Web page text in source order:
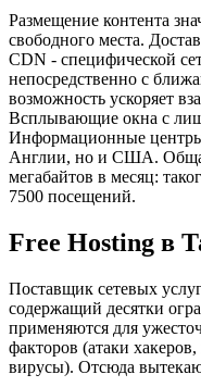
Размещение контента
свободного места.
CDN - специфической
непосредственно с
возможность ускоряет
Всплывающие окна с
Информационные центры
Англии, но и США.
мегабайтов в месяц:
7500 посещений.
Free Hosting в
Поставщик сетевых
содержащий десятки
применяются для
факторов (атаки
вирусы). Отсюда